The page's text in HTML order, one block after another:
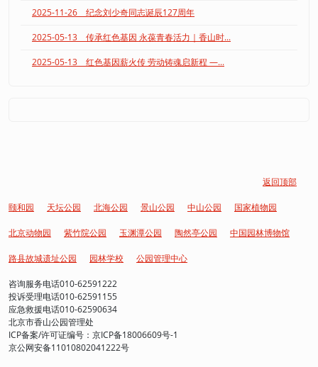
2025-11-26 纪念刘少奇同志诞辰127周年
2025-05-13 传承红色基因 永葆青春活力｜香山时...
2025-05-13 红色基因薪火传 劳动铸魂启新程 —...
返回顶部
颐和园 天坛公园 北海公园 景山公园 中山公园 国家植物园
北京动物园 紫竹院公园 玉渊潭公园 陶然亭公园 中国园林博物馆
路县故城遗址公园 园林学校 公园管理中心
咨询服务电话010-62591222
投诉受理电话010-62591155
应急救援电话010-62590634
北京市香山公园管理处
ICP备案/许可证编号：京ICP备18006609号-1
京公网安备11010802041222号